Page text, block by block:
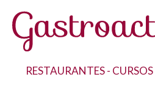
RESTAURANTES-